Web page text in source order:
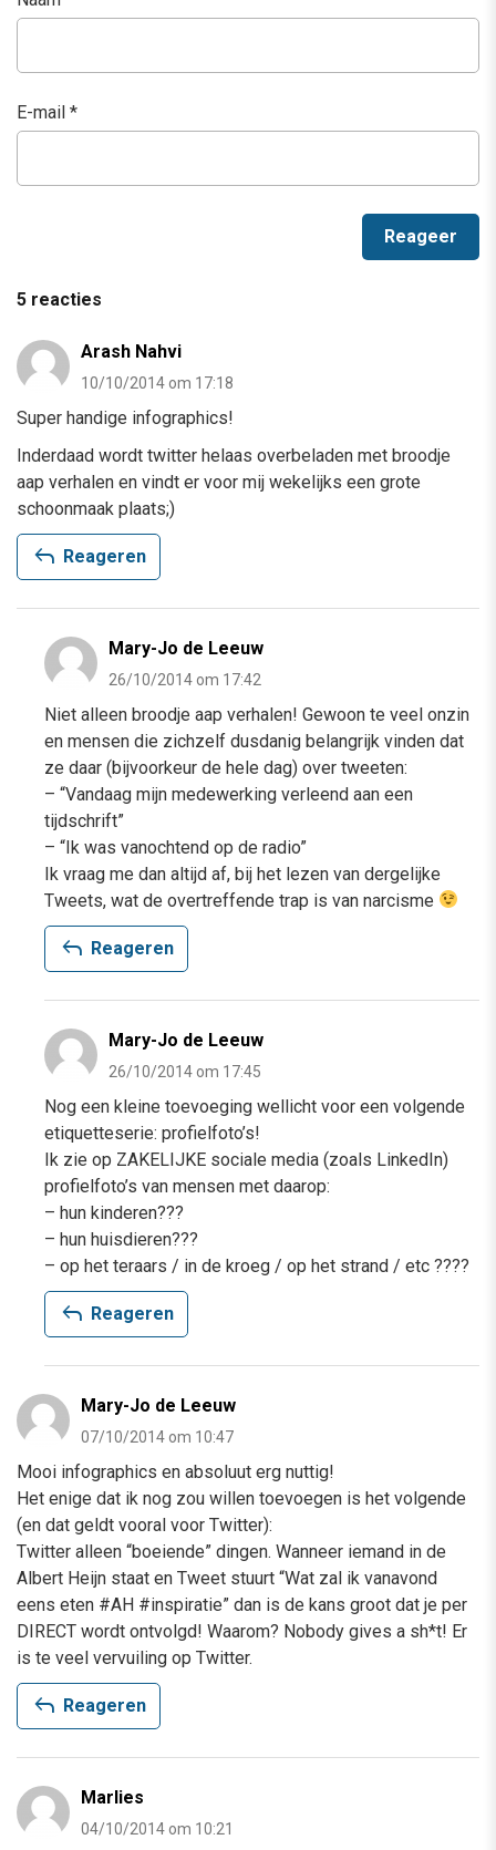
E-mail *
5 reacties
Arash Nahvi
10/10/2014 om 17:18
Super handige infographics!
Inderdaad wordt twitter helaas overbeladen met broodje
aap verhalen en vindt er voor mij wekelijks een grote
schoonmaak plaats;)
reply Reageren
Mary-Jo de Leeuw
26/10/2014 om 17:42
Niet alleen broodje aap verhalen! Gewoon te veel onzin
en mensen die zichzelf dusdanig belangrijk vinden dat
ze daar (bijvoorkeur de hele dag) over tweeten:
– “Vandaag mijn medewerking verleend aan een
tijdschrift”
– “Ik was vanochtend op de radio”
Ik vraag me dan altijd af, bij het lezen van dergelijke
Tweets, wat de overtreffende trap is van narcisme
reply Reageren
Mary-Jo de Leeuw
26/10/2014 om 17:45
Nog een kleine toevoeging wellicht voor een volgende
etiquetteserie: profielfoto’s!
Ik zie op ZAKELIJKE sociale media (zoals LinkedIn)
profielfoto’s van mensen met daarop:
– hun kinderen???
– hun huisdieren???
– op het teraars / in de kroeg / op het strand / etc ????
reply Reageren
Mary-Jo de Leeuw
07/10/2014 om 10:47
Mooi infographics en absoluut erg nuttig!
Het enige dat ik nog zou willen toevoegen is het volgende
(en dat geldt vooral voor Twitter):
Twitter alleen “boeiende” dingen. Wanneer iemand in de
Albert Heijn staat en Tweet stuurt “Wat zal ik vanavond
eens eten #AH #inspiratie” dan is de kans groot dat je per
DIRECT wordt ontvolgd! Waarom? Nobody gives a sh*t! Er
is te veel vervuiling op Twitter.
reply Reageren
Marlies
04/10/2014 om 10:21